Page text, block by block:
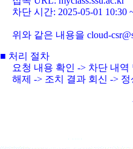
차단 시간: 2025-05-01 10:30
위와 같은 내용을 cloud-
■ 처리 절차
요청 내용 확인 -> 차단 내
해제 -> 조치 결과 회신 ->